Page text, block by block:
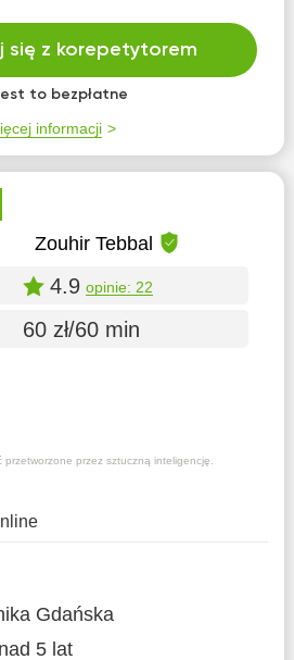
się z korepetytorem
to bezpłatne
informacji
Zouhir Tebbal
4.9 opinie: 22
60 zł/60 min
przez sztuczną inteligencję.
Gdańska
5 lat